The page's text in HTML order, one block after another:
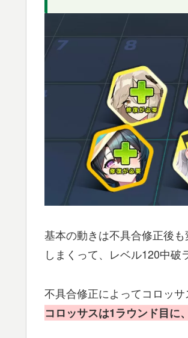
基本の動きは不具合修正後
しまくって、レベル120中破
不具合修正によってコロッ
コロッサスは1ラウンド目に